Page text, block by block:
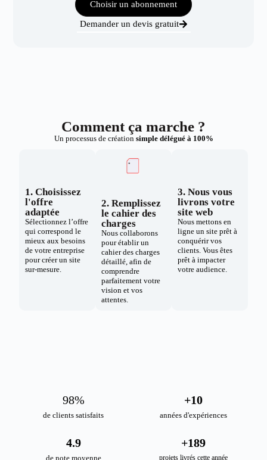
Choisir un abonnement
Demander un devis gratuit
Comment ça marche ?
Un processus de création simple délégué à 100%
1. Choisissez
l'offre
adaptée
Sélectionnez l’offre
qui correspond le
mieux aux besoins
de votre entreprise
pour créer un site
sur-mesure.
2. Remplissez
le cahier des
charges
Nous collaborons
pour établir un
cahier des charges
détaillé, afin de
comprendre
parfaitement votre
vision et vos
attentes.
3. Nous vous
livrons votre
site web
Nous mettons en
ligne un site prêt à
conquérir vos
clients. Vous êtes
prêt à impacter
votre audience.
de clients satisfaits
98%
années d'expériences
+10
de note moyenne
4.9
projets livrés cette année
+189